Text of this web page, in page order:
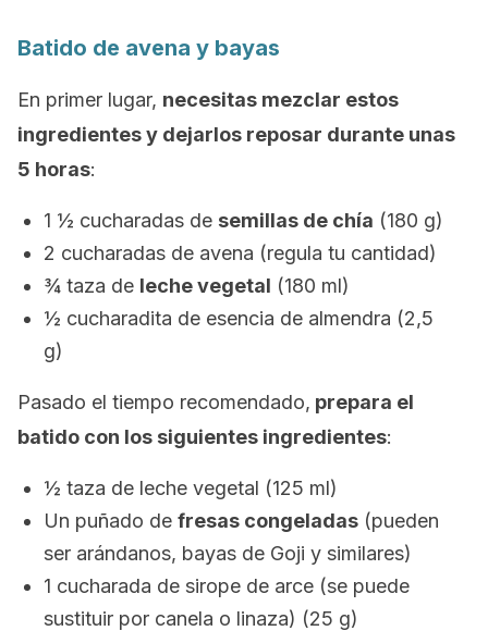
Batido de avena y bayas
En primer lugar, necesitas mezclar estos
ingredientes y dejarlos reposar durante unas
5 horas:
1 ½ cucharadas de semillas de chía (180 g)
2 cucharadas de avena (regula tu cantidad)
¾ taza de leche vegetal (180 ml)
½ cucharadita de esencia de almendra (2,5
g)
Pasado el tiempo recomendado, prepara el
batido con los siguientes ingredientes:
½ taza de leche vegetal (125 ml)
Un puñado de fresas congeladas (pueden
ser arándanos, bayas de Goji y similares)
1 cucharada de sirope de arce (se puede
sustituir por canela o linaza) (25 g)